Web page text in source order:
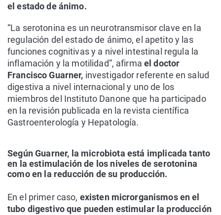
el estado de ánimo.
“La serotonina es un neurotransmisor clave en la
regulación del estado de ánimo, el apetito y las
funciones cognitivas y a nivel intestinal regula la
inflamación y la motilidad”, afirmael doctor
Francisco Guarner, investigador referente en salud
digestiva a nivel internacional y uno de los
miembros del Instituto Danone que ha participado
en la revisión publicada en la revista científica
Gastroenterología y Hepatología.
Según Guarner, la microbiota está implicada tanto
en la estimulación de los niveles de serotonina
como en la reducción de su producción.
En el primer caso, existen microrganismos en el
tubo digestivo que pueden estimular la producción